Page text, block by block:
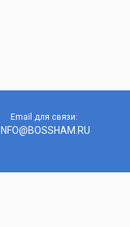
Email для связи:
INFO@BOSSHAM.RU